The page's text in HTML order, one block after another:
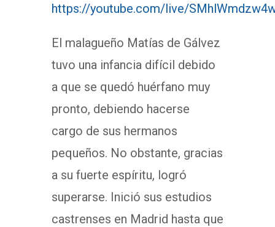
https://youtube.com/live/
El malagueño Matías de Gálvez
tuvo una infancia difícil debido
a que se quedó huérfano muy
pronto, debiendo hacerse
cargo de sus hermanos
pequeños. No obstante, gracias
a su fuerte espíritu, logró
superarse. Inició sus estudios
castrenses en Madrid hasta que